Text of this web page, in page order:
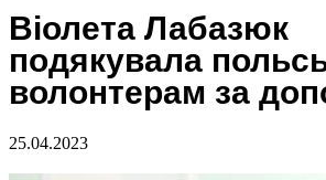
Віолета Лабазюк
подякувала
волонтерам за
25.04.2023